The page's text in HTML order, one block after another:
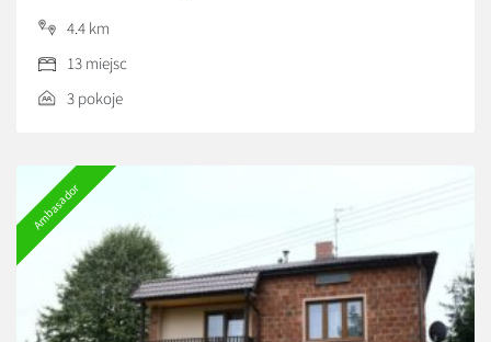
4.4 km
13 miejsc
3 pokoje
Ambasador